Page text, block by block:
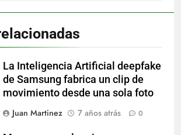
La Inteligencia Artificial deepfake
de Samsung fabrica un clip de
movimiento desde una sola foto
Juan Martinez
7 años atrás 0